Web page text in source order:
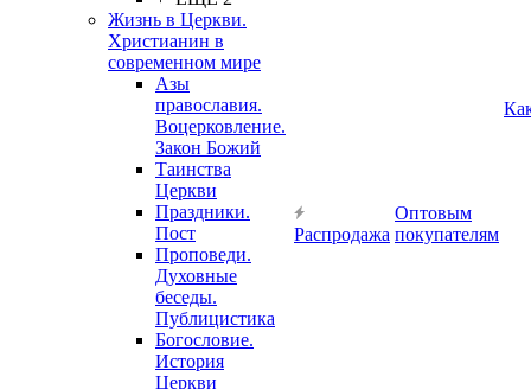
Жизнь в Церкви.
Христианин в
современном мире
Азы
православия.
Воцерковление.
Закон Божий
Таинства
Церкви
Праздники.
Пост
Проповеди.
Духовные
беседы.
Публицистика
Богословие.
История
Церкви
Распродажа
Оптовым
покупателям